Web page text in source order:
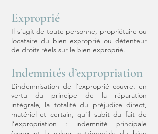
Exproprié
Il s’agit de toute personne, propriétaire ou
locataire du bien exproprié ou détenteur
de droits réels sur le bien exproprié.
Indemnités d’expropriation
L’indemnisation de l’exproprié couvre, en
vertu du principe de la réparation
intégrale, la totalité du préjudice direct,
matériel et certain, qu’il subit du fait de
l’expropriation : indemnité principale